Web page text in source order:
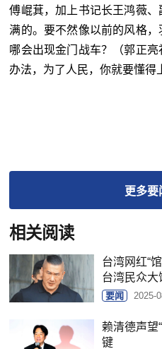
傅崐萁，加上书记长王鸿薇
满的。要不然像以前的风格，
哪会出现金门战车？（郭正
办法，为了人民，你就要懂得
更多要
相关阅读
台湾网红“
台湾民众大
要闻 2025-
赖清德声望
键